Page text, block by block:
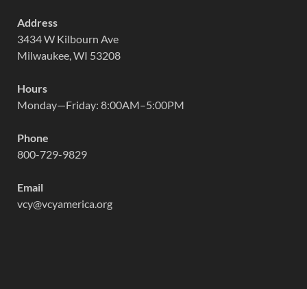
Address
3434 W Kilbourn Ave
Milwaukee, WI 53208
Hours
Monday—Friday: 8:00AM–5:00PM
Phone
800-729-9829
Email
vcy@vcyamerica.org